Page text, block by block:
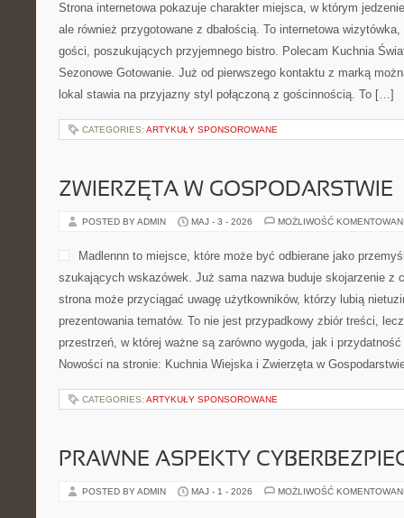
Strona internetowa pokazuje charakter miejsca, w którym
ale również przygotowane z dbałością. To internetowa
gości, poszukujących przyjemnego bistro. Polecam Kuchnia
Sezonowe Gotowanie. Już od pierwszego kontaktu z marką
lokal stawia na przyjazny styl połączoną z gościnnością. To […]
CATEGORIES: ARTYKUŁY SPONSOROWANE
ZWIERZĘTA W GOSPODARSTWIE
POSTED BY ADMIN MAJ - 3 - 2026 MOŻLIWOŚĆ
Madlennn to miejsce, które może być odbierane jako
szukających wskazówek. Już sama nazwa buduje skojarzenie z
strona może przyciągać uwagę użytkowników, którzy lubią
prezentowania tematów. To nie jest przypadkowy zbiór treści,
przestrzeń, w której ważne są zarówno wygoda, jak i przydatność
Nowości na stronie: Kuchnia Wiejska i Zwierzęta w
CATEGORIES: ARTYKUŁY SPONSOROWANE
PRAWNE ASPEKTY
POSTED BY ADMIN MAJ - 1 - 2026 MOŻLIWOŚĆ